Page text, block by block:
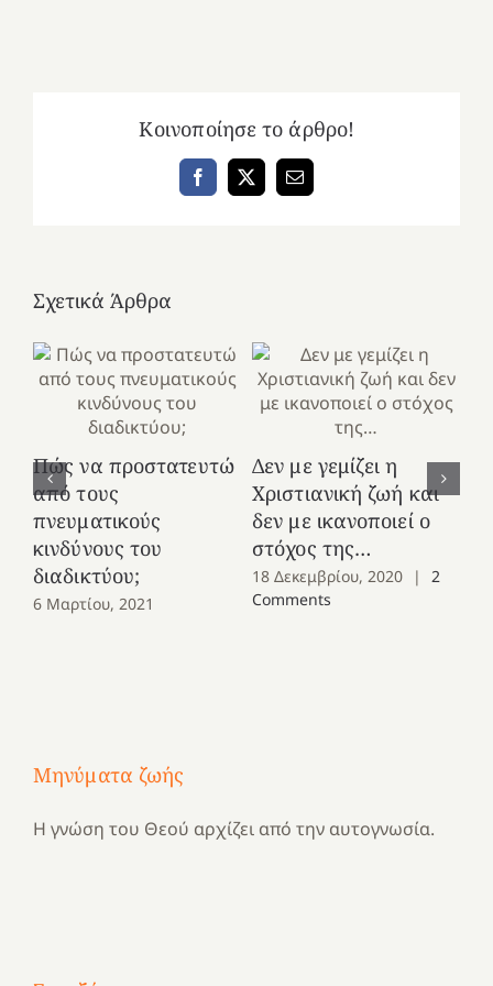
Κοινοποίησε το άρθρο!
Facebook
X Email
Σχετικά Άρθρα
Πώς να προστατευτώ
από τους
πνευματικούς
κινδύνους του
διαδικτύου;
6 Μαρτίου, 2021
Δεν με γεμίζει η
Χριστιανική ζωή και
δεν με ικανοποιεί ο
στόχος της…
18 Δεκεμβρίου, 2020 |
2
Comments
Μηνύματα ζωής
Η γνώση του Θεού αρχίζει από την αυτογνωσία.